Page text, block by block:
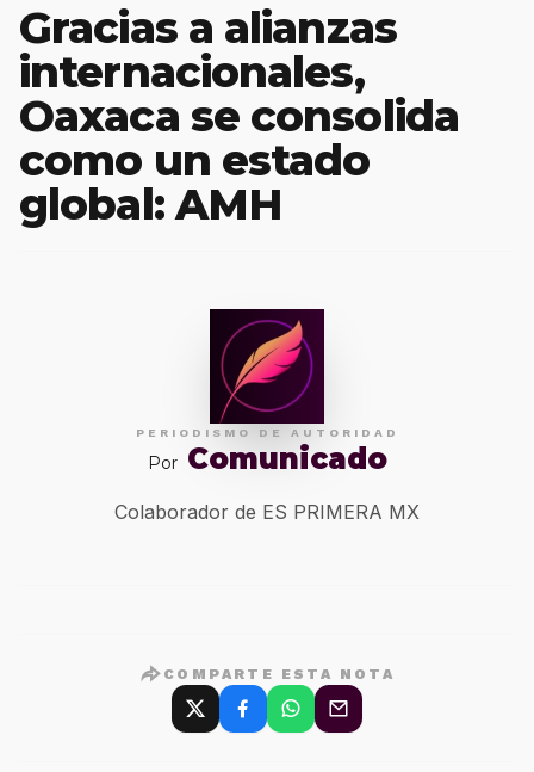
Gracias a alianzas
internacionales,
Oaxaca se consolida
como un estado
global: AMH
PERIODISMO DE AUTORIDAD
Por Comunicado
Colaborador de ES PRIMERA MX
COMPARTE ESTA NOTA